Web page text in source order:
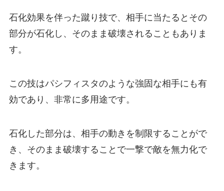
石化効果を伴った蹴り技で、相手に当たるとその
部分が石化し、そのまま破壊されることもありま
す。
この技はパシフィスタのような強固な相手にも有
効であり、非常に多用途です。
石化した部分は、相手の動きを制限することがで
き、そのまま破壊することで一撃で敵を無力化で
きます。